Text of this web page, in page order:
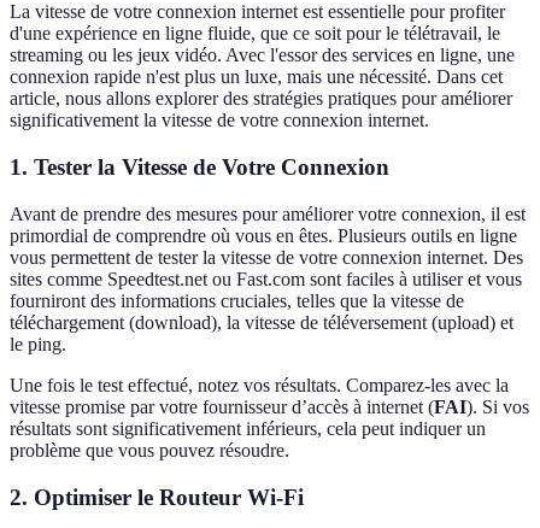
La vitesse de votre connexion internet est essentielle pour profiter
d'une expérience en ligne fluide, que ce soit pour le télétravail, le
streaming ou les jeux vidéo. Avec l'essor des services en ligne, une
connexion rapide n'est plus un luxe, mais une nécessité. Dans cet
article, nous allons explorer des stratégies pratiques pour améliorer
significativement la vitesse de votre connexion internet.
1. Tester la Vitesse de Votre Connexion
Avant de prendre des mesures pour améliorer votre connexion, il est
primordial de comprendre où vous en êtes. Plusieurs outils en ligne
vous permettent de tester la vitesse de votre connexion internet. Des
sites comme Speedtest.net ou Fast.com sont faciles à utiliser et vous
fourniront des informations cruciales, telles que la vitesse de
téléchargement (download), la vitesse de téléversement (upload) et
le ping.
Une fois le test effectué, notez vos résultats. Comparez-les avec la
vitesse promise par votre fournisseur d’accès à internet (FAI). Si vos
résultats sont significativement inférieurs, cela peut indiquer un
problème que vous pouvez résoudre.
2. Optimiser le Routeur Wi-Fi